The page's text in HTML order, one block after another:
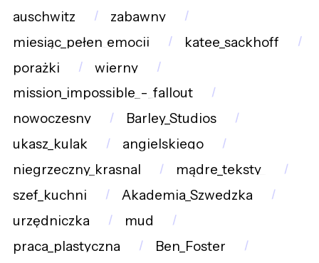
auschwitz
zabawny
miesiąc_pełen_emocji
katee_sackhoff
porażki
wierny
mission_impossible_-_fallout
nowoczesny
Barley_Studios
ukasz_kulak
angielskiego
niegrzeczny_krasnal
mądre_teksty_
szef_kuchni
Akademia_Szwedzka
urzędniczka
mud
praca_plastyczna
Ben_Foster